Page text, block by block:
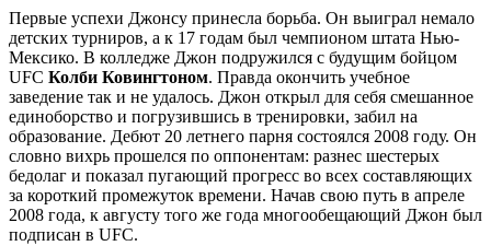
Первые успехи Джонсу принесла борьба. Он выиграл немало
детских турниров, а к 17 годам был чемпионом штата Нью-
Мексико. В колледже Джон подружился с будущим бойцом
UFC Колби Ковингтоном. Правда окончить учебное
заведение так и не удалось. Джон открыл для себя смешанное
единоборство и погрузившись в тренировки, забил на
образование. Дебют 20 летнего парня состоялся 2008 году. Он
словно вихрь прошелся по оппонентам: разнес шестерых
бедолаг и показал пугающий прогресс во всех составляющих
за короткий промежуток времени. Начав свою путь в апреле
2008 года, к августу того же года многообещающий Джон был
подписан в UFC.